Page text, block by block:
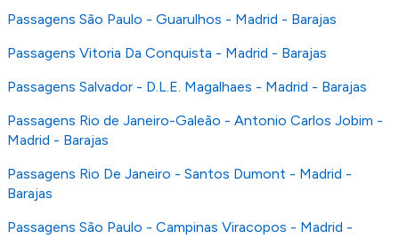
fazer uma reserva. Para mais detalhes verifique
os nossosTermos e Condições.
Passagens São Paulo - Guarulhos - Madrid - Barajas
Passagens Vitoria Da Conquista - Madrid - Barajas
Passagens Salvador - D.L.E. Magalhaes - Madrid - Barajas
Passagens Rio de Janeiro-Galeão - Antonio Carlos Jobim -
Madrid - Barajas
Passagens Rio De Janeiro - Santos Dumont - Madrid -
Barajas
Passagens São Paulo - Campinas Viracopos - Madrid -